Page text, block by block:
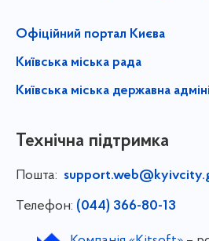
Офіційний портал Києва
Київська міська рада
Київська міська державна
Технічна підтримка
Пошта:
Телефон: (044) 366-80-13